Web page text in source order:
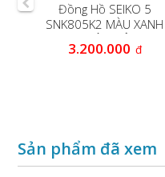
Đồng Hồ SEIKO 5
SNK805K2 MÀU XANH
3.200.000 đ
Sản phẩm đã xem